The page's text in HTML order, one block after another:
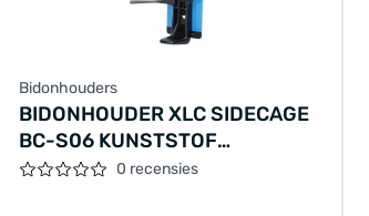
Bidonhouders
BIDONHOUDER XLC SIDECAGE
BC-S06 KUNSTSTOF
ZWART/GRIJS0 recensies